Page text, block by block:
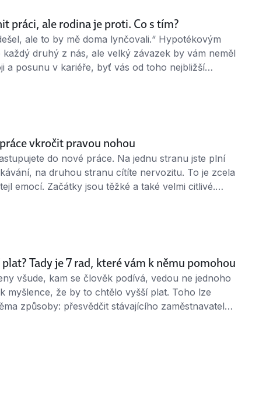
práci, ale rodina je proti. Co s tím?
ale to by mě doma lynčovali.“ Hypotékovým
každý druhý z nás, ale velký závazek by vám neměl
a posunu v kariéře, byť vás od toho nejbližší
vkročit pravou nohou
do nové práce. Na jednu stranu jste plní
na druhou stranu cítíte nervozitu. To je zcela
emocí. Začátky jsou těžké a také velmi citlivé.
Tady je 7 rad, které vám k němu pomohou
všude, kam se člověk podívá, vedou ne jednoho
myšlence, že by to chtělo vyšší plat. Toho lze
způsoby: přesvědčit stávajícího zaměstnavatele,